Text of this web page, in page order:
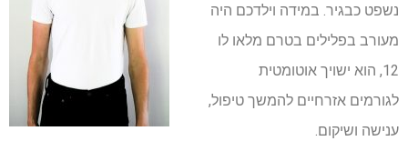
נשפט כבגיר. במידה וילדכם היה
מעורב בפלילים בטרם מלאו לו
12, הוא ישויך אוטומטית
לגורמים אזרחיים להמשך טיפול,
ענישה ושיקום.